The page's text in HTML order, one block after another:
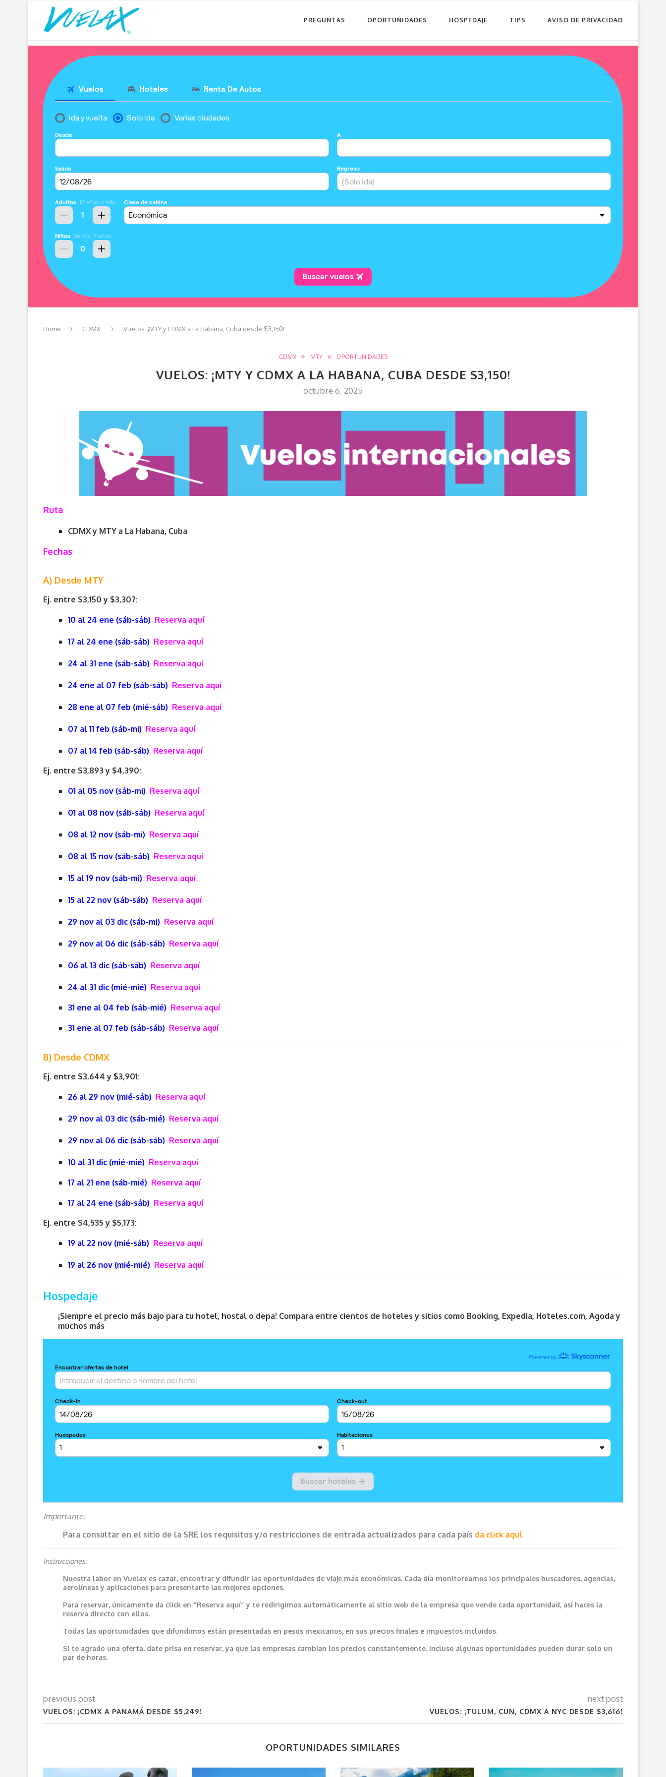
PREGUNTAS OPORTUNIDADES HOSPEDAJE TIPS AVISO DE PRIVACIDAD
Home CDMX Vuelos: ¡MTY y CDMX a La Habana, Cuba desde $3,150!
CDMX MTY OPORTUNIDADES
VUELOS: ¡MTY Y CDMX A LA HABANA, CUBA DESDE $3,150!
octubre 6, 2025
Ruta
CDMX y MTY a La Habana, Cuba
Fechas
A) Desde MTY
Ej. entre $3,150 y $3,307:
10 al 24 ene (sáb-sáb) Reserva aquí
17 al 24 ene (sáb-sáb) Reserva aquí
24 al 31 ene (sáb-sáb) Reserva aquí
24 ene al 07 feb (sáb-sáb) Reserva aquí
28 ene al 07 feb (mié-sáb) Reserva aquí
07 al 11 feb (sáb-mi) Reserva aquí
07 al 14 feb (sáb-sáb) Reserva aquí
Ej. entre $3,893 y $4,390:
01 al 05 nov (sáb-mi) Reserva aquí
01 al 08 nov (sáb-sáb) Reserva aquí
08 al 12 nov (sáb-mi) Reserva aquí
08 al 15 nov (sáb-sáb) Reserva aquí
15 al 19 nov (sáb-mi) Reserva aquí
15 al 22 nov (sáb-sáb) Reserva aquí
29 nov al 03 dic (sáb-mi) Reserva aquí
29 nov al 06 dic (sáb-sáb) Reserva aquí
06 al 13 dic (sáb-sáb) Reserva aquí
24 al 31 dic (mié-mié) Reserva aquí
31 ene al 04 feb (sáb-mié) Reserva aquí
31 ene al 07 feb (sáb-sáb) Reserva aquí
B) Desde CDMX
Ej. entre $3,644 y $3,901:
26 al 29 nov (mié-sáb) Reserva aquí
29 nov al 03 dic (sáb-mié) Reserva aquí
29 nov al 06 dic (sáb-sáb) Reserva aquí
10 al 31 dic (mié-mié) Reserva aquí
17 al 21 ene (sáb-mié) Reserva aquí
17 al 24 ene (sáb-sáb) Reserva aquí
Ej. entre $4,535 y $5,173:
19 al 22 nov (mié-sáb) Reserva aquí
19 al 26 nov (mié-mié) Reserva aquí
Hospedaje
¡Siempre el precio más bajo para tu hotel, hostal o depa! Compara entre cientos de hoteles y sitios como Booking, Expedia, Hoteles.com, Agoda y
muchos más
Importante:
Para consultar en el sitio de la SRE los requisitos y/o restricciones de entrada actualizados para cada país da click aquí.
Instrucciones:
Nuestra labor en Vuelax es cazar, encontrar y difundir las oportunidades de viaje más económicas. Cada día monitoreamos los principales buscadores, agencias,
aerolíneas y aplicaciones para presentarte las mejores opciones.
Para reservar, únicamente da click en “Reserva aquí” y te redirigimos automáticamente al sitio web de la empresa que vende cada oportunidad, así haces la
reserva directo con ellos.
Todas las oportunidades que difundimos están presentadas en pesos mexicanos, en sus precios finales e impuestos incluidos.
Si te agrado una oferta, date prisa en reservar, ya que las empresas cambian los precios constantemente. Incluso algunas oportunidades pueden durar solo un
par de horas.
previous post
VUELOS: ¡CDMX A PANAMÁ DESDE $5,249!
next post
VUELOS: ¡TULUM, CUN, CDMX A NYC DESDE $3,616!
OPORTUNIDADES SIMILARES